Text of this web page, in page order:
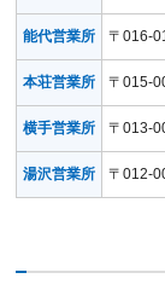
能代営業所 〒016-
本荘営業所 〒015-
横手営業所 〒013-
湯沢営業所 〒012-